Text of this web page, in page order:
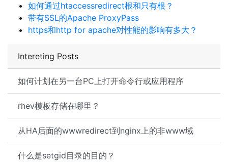
Intereting Posts
如何计划在另一台PC上打开命令行或应用程序
rhev模板存储在哪里？
从HA后面的wwwredirect到nginx上的非www域
什么是setgid目录的目的？
如何通过htaccessredirect根和只有根？
带有SSL的Apache ProxyPass
https和http for apache对性能的影响有多大？